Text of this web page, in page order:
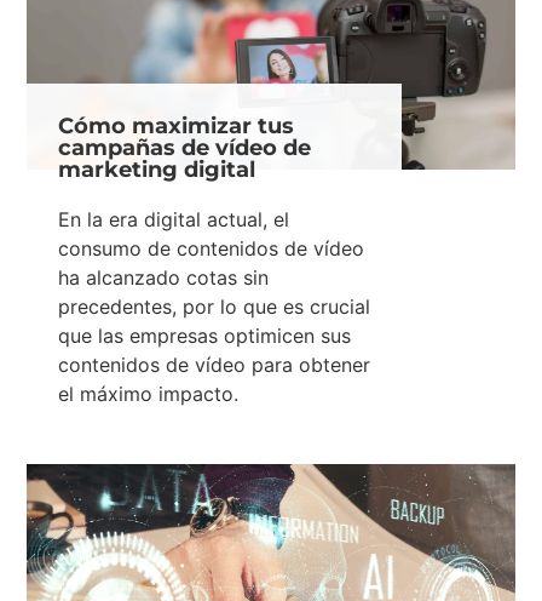
Cómo maximizar tus
campañas de vídeo de
marketing digital
En la era digital actual, el
consumo de contenidos de vídeo
ha alcanzado cotas sin
precedentes, por lo que es crucial
que las empresas optimicen sus
contenidos de vídeo para obtener
el máximo impacto.